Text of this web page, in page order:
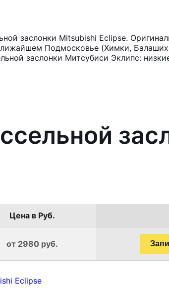
заслонки Mitsubishi Eclipse.
Подмосковье (Химки,
заслонки Митсубиси Эклипс:
Цена в Руб.
от 2980 руб.
Eclipse